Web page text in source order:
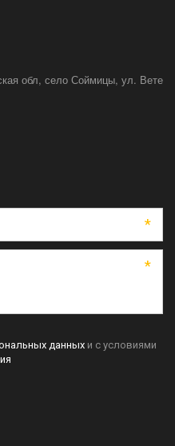
обл, село Соймицы, ул. Вете
*
*
данных и с условиями